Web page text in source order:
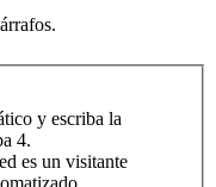
y escriba la
4.
es un visitante